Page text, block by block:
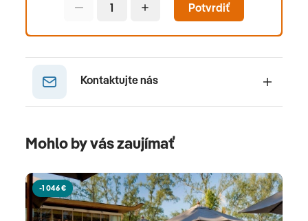
Potvrdiť
Kontaktujte nás
Mohlo by vás zaujímať
-1 046 €